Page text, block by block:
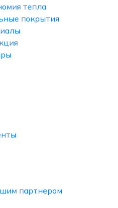
тепла
покрытия
партнером